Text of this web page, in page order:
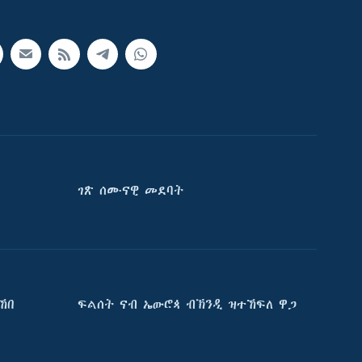
ገጽ ሰሙናዊ መደባት
ፍልሰት ናብ ኤውሮጳ ብኽንዲ ዝተኸፍለ ዋጋ